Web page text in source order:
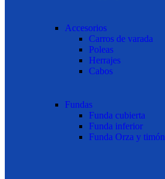
Accesorios
Carros de varada
Poleas
Herrajes
Cabos
Fundas
Funda cubierta
Funda inferior
Funda Orza y timón